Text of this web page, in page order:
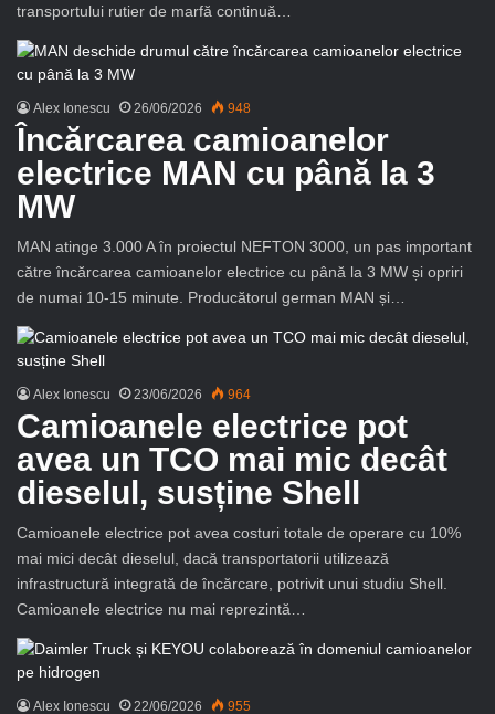
transportului rutier de marfă continuă…
Alex Ionescu 26/06/2026 948
Încărcarea camioanelor
electrice MAN cu până la 3
MW
MAN atinge 3.000 A în proiectul NEFTON 3000, un pas important
către încărcarea camioanelor electrice cu până la 3 MW și opriri
de numai 10-15 minute. Producătorul german MAN și…
Alex Ionescu 23/06/2026 964
Camioanele electrice pot
avea un TCO mai mic decât
dieselul, susține Shell
Camioanele electrice pot avea costuri totale de operare cu 10%
mai mici decât dieselul, dacă transportatorii utilizează
infrastructură integrată de încărcare, potrivit unui studiu Shell.
Camioanele electrice nu mai reprezintă…
Alex Ionescu 22/06/2026 955